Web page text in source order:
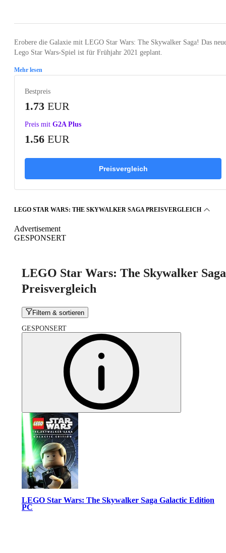
Erobere die Galaxie mit LEGO Star Wars: The Skywalker Saga! Das
Lego Star Wars-Spiel ist für Frühjahr 2021 geplant.
Mehr lesen
Bestpreis
1.73 EUR
Preis mit G2A Plus
1.56 EUR
Preisvergleich
LEGO STAR WARS: THE SKYWALKER SAGA PREISVERGLEICH
Advertisement
GESPONSERT
LEGO Star Wars: The Skywalker Saga
Preisvergleich
Filtern & sortieren
GESPONSERT
LEGO Star Wars: The Skywalker Saga Galactic Edition
PC